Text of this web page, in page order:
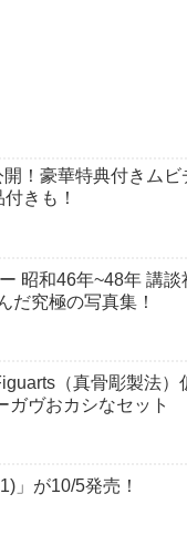
！豪華特典付きムビ
きも！
昭和46年~48年 講談
だ究極の写真集！
（真骨彫製法）
ガヴおカシなセット
」が10/5発売！